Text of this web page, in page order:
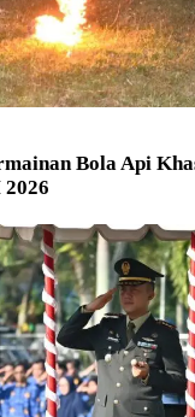
Bola Api